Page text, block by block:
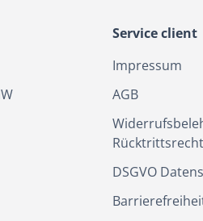
Service client
Impressum
AGB
Rücktrittsrecht
DSGVO